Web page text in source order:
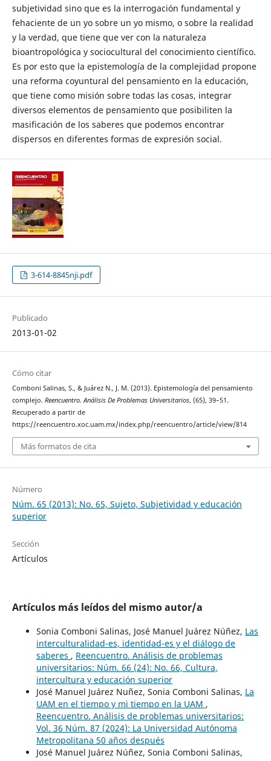
subjetividad sino que es la interrogación fundamental y
fehaciente de un yo sobre un yo mismo, o sobre la realidad
y la verdad, que tiene que ver con la naturaleza
bioantropológica y sociocultural del conocimiento científico.
Es por esto que la epistemología de la complejidad propone
una reforma coyuntural del pensamiento en la educación,
que tiene como misión sobre todas las cosas, integrar
diversos elementos de pensamiento que posibiliten la
masificación de los saberes que podemos encontrar
dispersos en diferentes formas de expresión social.
3-614-8845nji.pdf
Publicado
2013-01-02
Cómo citar
Comboni Salinas, S., & Juárez N., J. M. (2013). Epistemología del pensamiento
complejo. Reencuentro. Análisis De Problemas Universitarios, (65), 39–51.
Recuperado a partir de
https://reencuentro.xoc.uam.mx/index.php/reencuentro/article/view/814
Más formatos de cita
Número
Núm. 65 (2013): No. 65, Sujeto, Subjetividad y educación
superior
Sección
Artículos
Artículos más leídos del mismo autor/a
Sonia Comboni Salinas, José Manuel Juárez Núñez, Las
interculturalidad-es, identidad-es y el diálogo de
saberes , Reencuentro. Análisis de problemas
universitarios: Núm. 66 (24): No. 66, Cultura,
intercultura y educación superior
José Manuel Juárez Nuñez, Sonia Comboni Salinas, La
UAM en el tiempo y mi tiempo en la UAM ,
Reencuentro. Análisis de problemas universitarios:
Vol. 36 Núm. 87 (2024): La Universidad Autónoma
Metropolitana 50 años después
José Manuel Juárez Núñez, Sonia Comboni Salinas,